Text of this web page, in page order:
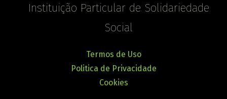
Instituição Particular de Solidariedade
Social
Termos de Uso
Politica de Privacidade
Cookies